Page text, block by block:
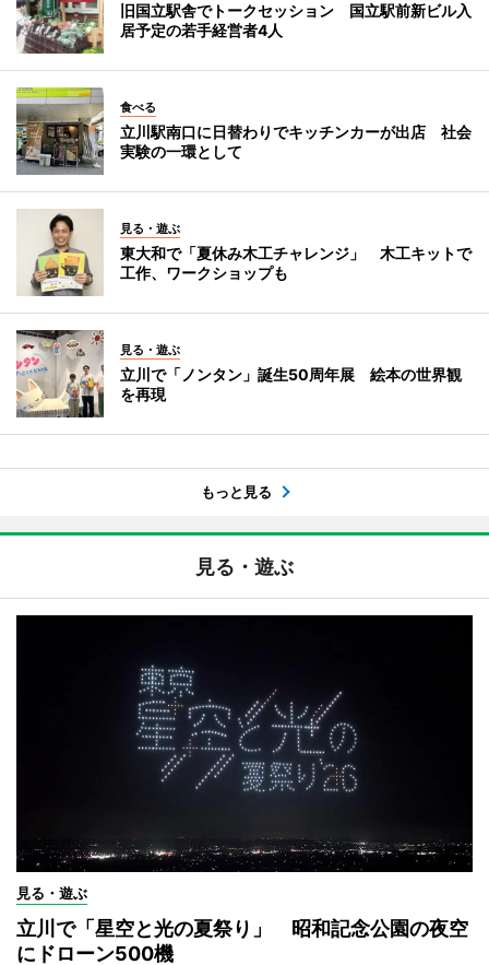
旧国立駅舎でトークセッション 国立駅前新ビル入
居予定の若手経営者4人
食べる
立川駅南口に日替わりでキッチンカーが出店 社会
実験の一環として
見る・遊ぶ
東大和で「夏休み木工チャレンジ」 木工キットで
工作、ワークショップも
見る・遊ぶ
立川で「ノンタン」誕生50周年展 絵本の世界観
を再現
もっと見る
見る・遊ぶ
見る・遊ぶ
立川で「星空と光の夏祭り」 昭和記念公園の夜空
にドローン500機